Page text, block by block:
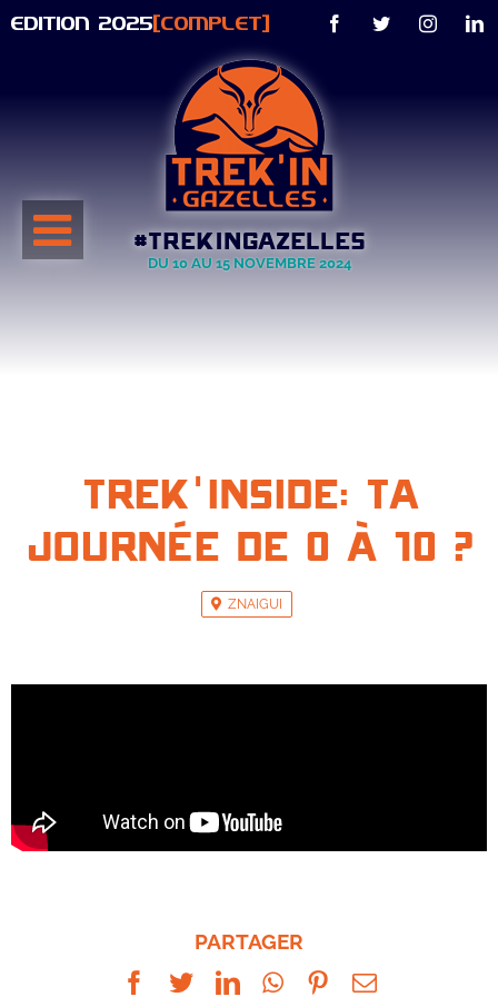
au
EDITION 2025[COMPLET] FacebookTwitter
#TREKINGAZELLES
DU 10 AU 15 NOVEMBRE 2024
Trek'Inside: Ta
journée de 0 à 10 ?
ZNAIGUI
PARTAGER
Facebook
TwitterLinkedInWhatsApp
Pinterest
Email